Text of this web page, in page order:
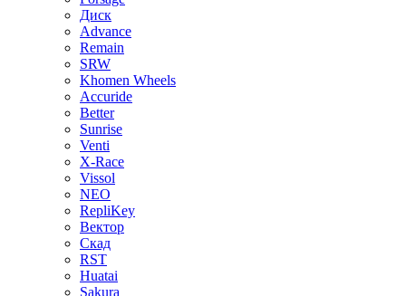
Диск
Advance
Remain
SRW
Khomen Wheels
Accuride
Better
Sunrise
Venti
X-Race
Vissol
NEO
RepliKey
Вектор
Скад
RST
Huatai
Sakura